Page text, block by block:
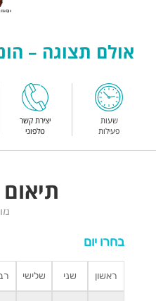
אולם תצוגה –
שעות
פעילות
יצירת קשר
טלפוני